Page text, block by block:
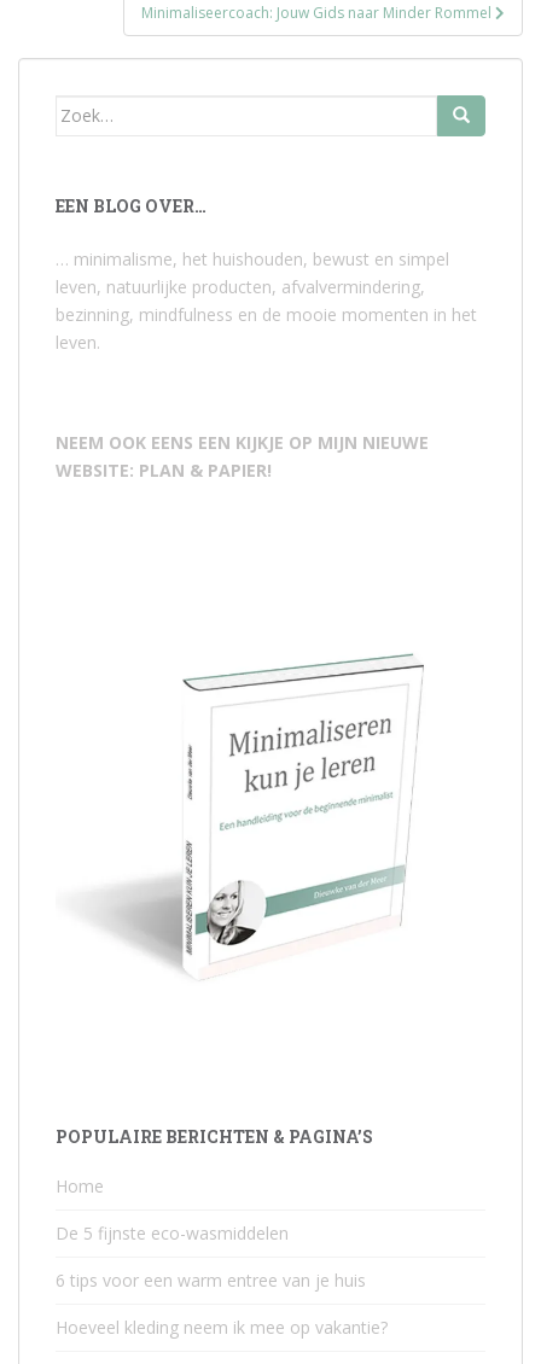
Minimaliseercoach: Jouw Gids naar Minder Rommel
Zoek
EEN BLOG OVER…
… minimalisme, het huishouden, bewust en simpel
leven, natuurlijke producten, afvalvermindering,
bezinning, mindfulness en de mooie momenten in het
leven.
NEEM OOK EENS EEN KIJKJE OP MIJN NIEUWE
WEBSITE: PLAN & PAPIER!
POPULAIRE BERICHTEN & PAGINA’S
Home
De 5 fijnste eco-wasmiddelen
6 tips voor een warm entree van je huis
Hoeveel kleding neem ik mee op vakantie?